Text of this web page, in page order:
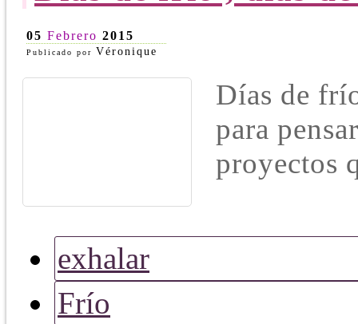
05 Febrero 2015
Publicado por Véronique
Días de
para
proyectos
exhalar
Frío